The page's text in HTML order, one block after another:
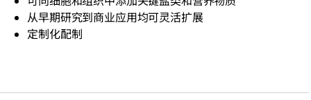
从早期研究到商业应用均可灵活扩展
定制化配制